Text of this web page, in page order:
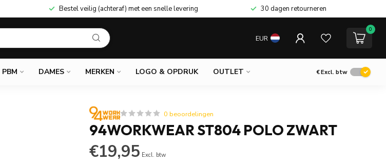
Bestel veilig (achteraf) met een snelle levering 30 dagen retourneren
EUR
0
PBM DAMES MERKEN LOGO & OPDRUK OUTLET €Excl. btw
0 beoordelingen
94WORKWEAR ST804 POLO ZWART
€19,95 Excl. btw